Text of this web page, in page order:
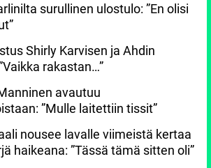
surullinen ulostulo: ”En olisi
Shirly Karvisen ja Ahdin
rakastan…”
avautuu
”Mulle laitettiin tissit”
nousee lavalle viimeistä kertaa
haikeana: ”Tässä tämä sitten oli”